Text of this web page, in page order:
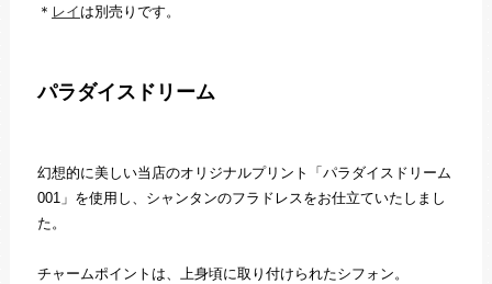
＊ レイ は別売りです。
パラダイスドリーム
幻想的に美しい当店のオリジナルプリント「パラダイスドリーム
001」を使用し、シャンタンのフラドレスをお仕立ていたしまし
た。
チャームポイントは、上身頃に取り付けられたシフォン。